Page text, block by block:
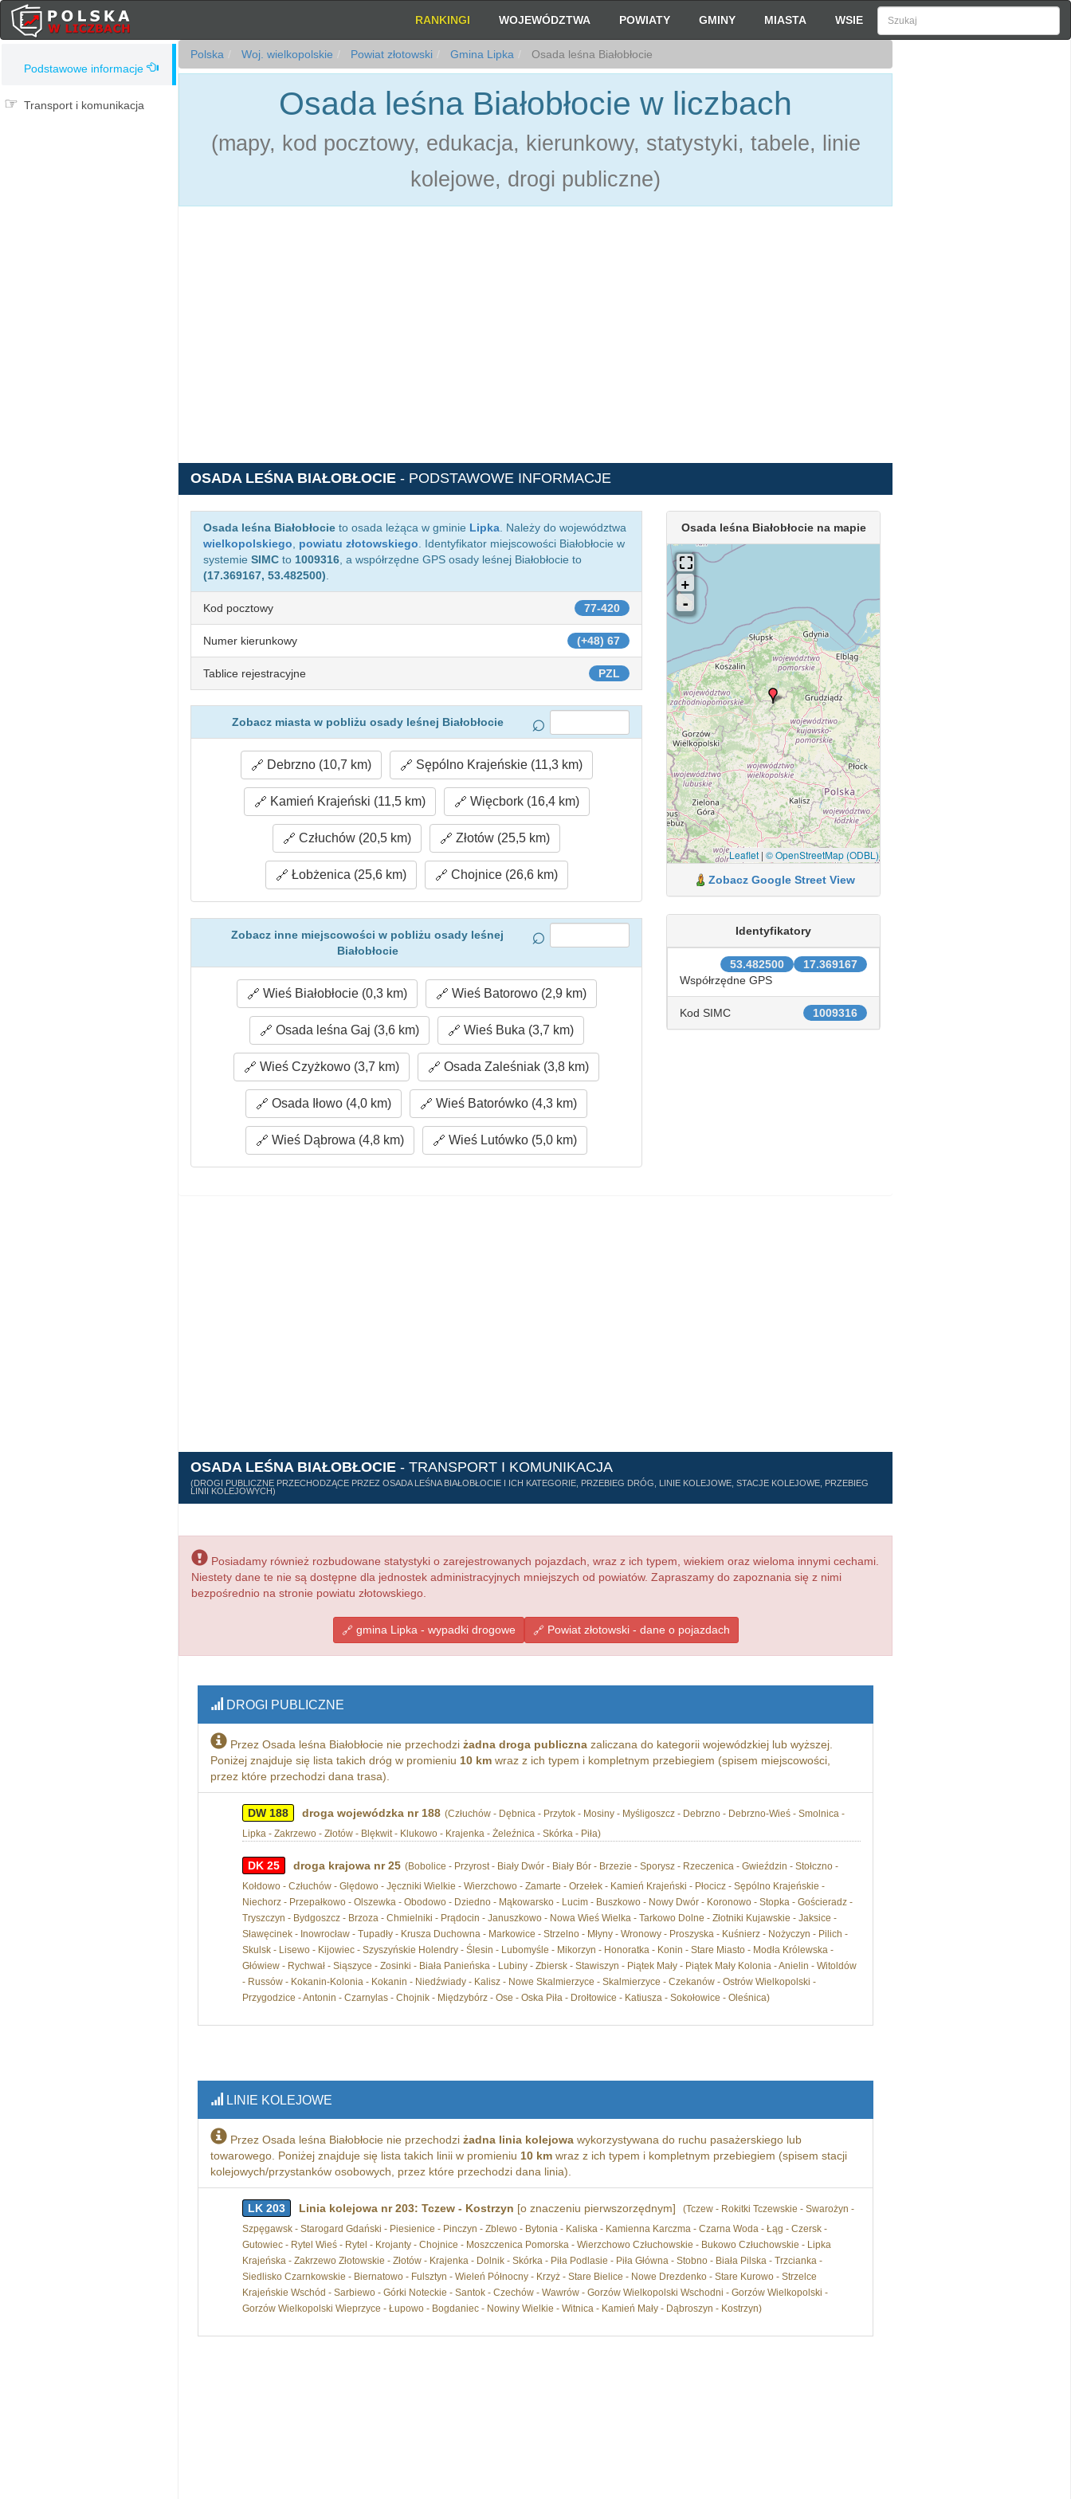
RANKINGI WOJEWÓDZTWA POWIATY GMINY MIASTA WSIE
Podstawowe informacje
Transport i komunikacja
Polska Woj. wielkopolskie Powiat złotowski Gmina Lipka Osada leśna Białobłocie
Osada leśna Białobłocie w liczbach
(mapy, kod pocztowy, edukacja, kierunkowy, statystyki, tabele, linie
kolejowe, drogi publiczne)
OSADA LEŚNA BIAŁOBŁOCIE - PODSTAWOWE INFORMACJE
Osada leśna Białobłocie to osada leżąca w gminie Lipka . Należy do województwa
wielkopolskiego
powiatu złotowskiego . Identyfikator miejscowości Białobłocie w
systemie SIMC to 1009316 , a współrzędne GPS osady leśnej Białobłocie to
(17.369167, 53.482500)
77-420
Kod pocztowy
(+48) 67
Numer kierunkowy
PZL
Tablice rejestracyjne
Zobacz miasta w pobliżu osady leśnej Białobłocie
Debrzno (10,7 km) Sępólno Krajeńskie (11,3 km)
Kamień Krajeński (11,5 km) Więcbork (16,4 km)
Człuchów (20,5 km) Złotów (25,5 km)
Łobżenica (25,6 km) Chojnice (26,6 km)
Zobacz inne miejscowości w pobliżu osady leśnej
Białobłocie
Wieś Białobłocie (0,3 km) Wieś Batorowo (2,9 km)
Osada leśna Gaj (3,6 km) Wieś Buka (3,7 km)
Wieś Czyżkowo (3,7 km) Osada Zaleśniak (3,8 km)
Osada Iłowo (4,0 km) Wieś Batorówko (4,3 km)
Wieś Dąbrowa (4,8 km) Wieś Lutówko (5,0 km)
Osada leśna Białobłocie na mapie
Leaflet| © OpenStreetMap (ODBL)
Zobacz Google Street View
Identyfikatory
17.369167
53.482500
Współrzędne GPS
1009316
Kod SIMC
OSADA LEŚNA BIAŁOBŁOCIE - TRANSPORT I KOMUNIKACJA
(DROGI PUBLICZNE PRZECHODZĄCE PRZEZ OSADA LEŚNA BIAŁOBŁOCIE I ICH KATEGORIE, PRZEBIEG DRÓG, LINIE KOLEJOWE, STACJE KOLEJOWE, PRZEBIEG
LINII KOLEJOWYCH)
Posiadamy również rozbudowane statystyki o zarejestrowanych pojazdach, wraz z ich typem, wiekiem oraz wieloma innymi cechami.
Niestety dane te nie są dostępne dla jednostek administracyjnych mniejszych od powiatów. Zapraszamy do zapoznania się z nimi
bezpośrednio na stronie powiatu złotowskiego.
gmina Lipka - wypadki drogowe Powiat złotowski - dane o pojazdach
DROGI PUBLICZNE
Przez Osada leśna Białobłocie nie przechodzi żadna droga publicznazaliczana do kategorii wojewódzkiej lub wyższej.
Poniżej znajduje się lista takich dróg w promieniu 10 kmwraz z ich typem i kompletnym przebiegiem (spisem miejscowości,
przez które przechodzi dana trasa).
DW 188 droga wojewódzka nr 188 (Człuchów - Dębnica - Przytok - Mosiny - Myśligoszcz - Debrzno - Debrzno-Wieś - Smolnica -
Lipka - Zakrzewo - Złotów - Blękwit - Klukowo - Krajenka - Żeleźnica - Skórka - Piła)
DK 25 droga krajowa nr 25 (Bobolice - Przyrost - Biały Dwór - Biały Bór - Brzezie - Sporysz - Rzeczenica - Gwieździn - Stołczno -
Kołdowo - Człuchów - Ględowo - Jęczniki Wielkie - Wierzchowo - Zamarte - Orzełek - Kamień Krajeński - Płocicz - Sępólno Krajeńskie -
Niechorz - Przepałkowo - Olszewka - Obodowo - Dziedno - Mąkowarsko - Lucim - Buszkowo - Nowy Dwór - Koronowo - Stopka - Gościeradz -
Tryszczyn - Bydgoszcz - Brzoza - Chmielniki - Prądocin - Januszkowo - Nowa Wieś Wielka - Tarkowo Dolne - Złotniki Kujawskie - Jaksice -
Sławęcinek - Inowrocław - Tupadły - Krusza Duchowna - Markowice - Strzelno - Młyny - Wronowy - Proszyska - Kuśnierz - Nożyczyn - Pilich -
Skulsk - Lisewo - Kijowiec - Szyszyńskie Holendry - Ślesin - Lubomyśle - Mikorzyn - Honoratka - Konin - Stare Miasto - Modła Królewska -
Główiew - Rychwał - Siąszyce - Zosinki - Biała Panieńska - Lubiny - Zbiersk - Stawiszyn - Piątek Mały - Piątek Mały Kolonia - Anielin - Witoldów
- Russów - Kokanin-Kolonia - Kokanin - Niedźwiady - Kalisz - Nowe Skalmierzyce - Skalmierzyce - Czekanów - Ostrów Wielkopolski -
Przygodzice - Antonin - Czarnylas - Chojnik - Międzybórz - Ose - Oska Piła - Drołtowice - Katiusza - Sokołowice - Oleśnica)
LINIE KOLEJOWE
Przez Osada leśna Białobłocie nie przechodzi żadna linia kolejowawykorzystywana do ruchu pasażerskiego lub
towarowego. Poniżej znajduje się lista takich linii w promieniu 10 kmwraz z ich typem i kompletnym przebiegiem (spisem stacji
kolejowych/przystanków osobowych, przez które przechodzi dana linia).
LK 203 Linia kolejowa nr 203: Tczew - Kostrzyn [o znaczeniu pierwszorzędnym]
(Tczew - Rokitki Tczewskie - Swarożyn -
Szpęgawsk - Starogard Gdański - Piesienice - Pinczyn - Zblewo - Bytonia - Kaliska - Kamienna Karczma - Czarna Woda - Łąg - Czersk -
Gutowiec - Rytel Wieś - Rytel - Krojanty - Chojnice - Moszczenica Pomorska - Wierzchowo Człuchowskie - Bukowo Człuchowskie - Lipka
Krajeńska - Zakrzewo Złotowskie - Złotów - Krajenka - Dolnik - Skórka - Piła Podlasie - Piła Główna - Stobno - Biała Pilska - Trzcianka -
Siedlisko Czarnkowskie - Biernatowo - Fulsztyn - Wieleń Północny - Krzyż - Stare Bielice - Nowe Drezdenko - Stare Kurowo - Strzelce
Krajeńskie Wschód - Sarbiewo - Górki Noteckie - Santok - Czechów - Wawrów - Gorzów Wielkopolski Wschodni - Gorzów Wielkopolski -
Gorzów Wielkopolski Wieprzyce - Łupowo - Bogdaniec - Nowiny Wielkie - Witnica - Kamień Mały - Dąbroszyn - Kostrzyn)